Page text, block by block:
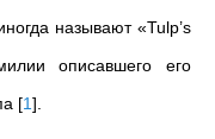
называют «Tulp’s
описавшего его
[1]